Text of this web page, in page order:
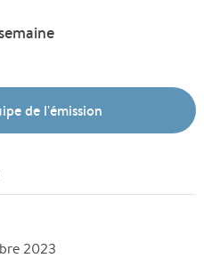
de l'émission
2023